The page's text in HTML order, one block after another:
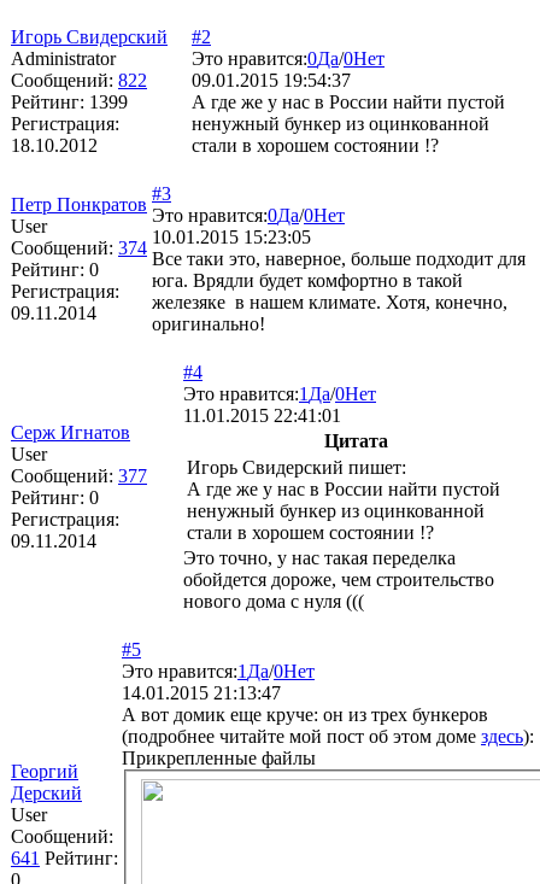
Игорь Свидерский
Administrator
Сообщений: 822
Рейтинг: 1399
Регистрация:
18.10.2012
#2
Это нравится:0Да/0Нет
09.01.2015 19:54:37
А где же у нас в России найти пустой
ненужный бункер из оцинкованной
стали в хорошем состоянии !?
Петр Понкратов
User
Сообщений: 374
Рейтинг: 0
Регистрация:
09.11.2014
#3
Это нравится:0Да/0Нет
10.01.2015 15:23:05
Все таки это, наверное, больше подходит для
юга. Врядли будет комфортно в такой
железяке в нашем климате. Хотя, конечно,
оригинально!
Серж Игнатов
User
Сообщений: 377
Рейтинг: 0
Регистрация:
09.11.2014
#4
Это нравится:1 Да/0Нет
11.01.2015 22:41:01
Цитата
Игорь Свидерский пишет:
А где же у нас в России найти пустой
ненужный бункер из оцинкованной
стали в хорошем состоянии !?
Это точно, у нас такая переделка
обойдется дороже, чем строительство
нового дома с нуля (((
Георгий
Дерский
User
Сообщений:
641 Рейтинг:
0
#5
Это нравится:1 Да/0Нет
14.01.2015 21:13:47
А вот домик еще круче: он из трех бункеров
(подробнее читайте мой пост об этом доме здесь):
Прикрепленные файлы